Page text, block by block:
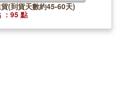
(到貨天數約45-60天)
：95 點